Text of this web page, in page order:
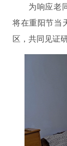
为响应老
将在重阳节当
区，共同见证